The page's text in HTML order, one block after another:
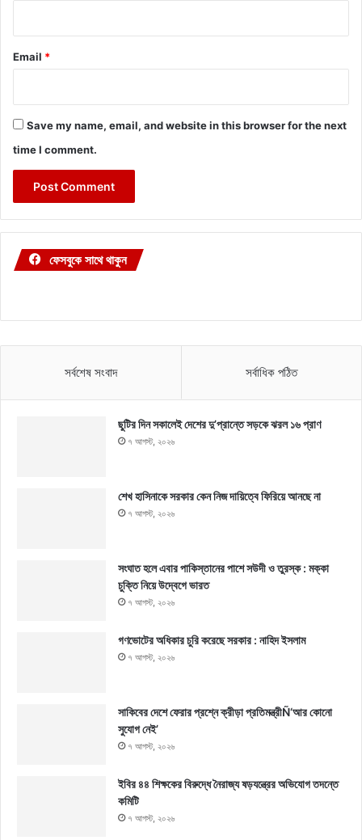
Email *
Save my name, email, and website in this browser for the next
time I comment.
ফেসবুকে সাথে থাকুন
সর্বশেষ সংবাদ সর্বাধিক পঠিত
ছুটির দিন সকালেই দেশের দু’প্রান্তে সড়কে ঝরল ১৬ প্রাণ
৭ আগস্ট, ২০২৬
শেখ হাসিনাকে সরকার কেন নিজ দায়িত্বে ফিরিয়ে আনছে না
৭ আগস্ট, ২০২৬
সংঘাত হলে এবার পাকিস্তানের পাশে সউদী ও তুরস্ক : মক্কা
চুক্তি নিয়ে উদ্বেগে ভারত
৭ আগস্ট, ২০২৬
গণভোটের অধিকার চুরি করেছে সরকার : নাহিদ ইসলাম
৭ আগস্ট, ২০২৬
সাকিবের দেশে ফেরার প্রশ্নে ক্রীড়া প্রতিমন্ত্রীÑ‘আর কোনো
সুযোগ নেই’
৭ আগস্ট, ২০২৬
ইবির ৪৪ শিক্ষকের বিরুদ্ধে নৈরাজ্য ষড়যন্ত্রের অভিযোগ তদন্তে
কমিটি
৭ আগস্ট, ২০২৬